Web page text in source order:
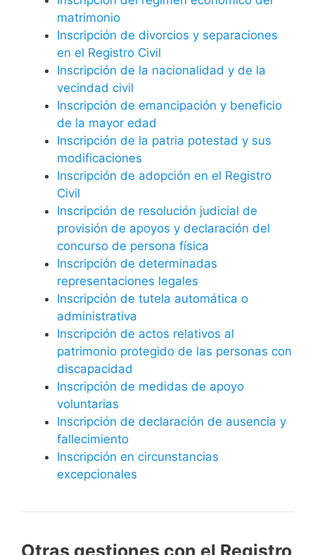
matrimonio
Inscripción de divorcios y separaciones
en el Registro Civil
Inscripción de la nacionalidad y de la
vecindad civil
Inscripción de emancipación y beneficio
de la mayor edad
Inscripción de la patria potestad y sus
modificaciones
Inscripción de adopción en el Registro
Civil
Inscripción de resolución judicial de
provisión de apoyos y declaración del
concurso de persona física
Inscripción de determinadas
representaciones legales
Inscripción de tutela automática o
administrativa
Inscripción de actos relativos al
patrimonio protegido de las personas con
discapacidad
Inscripción de medidas de apoyo
voluntarias
Inscripción de declaración de ausencia y
fallecimiento
Inscripción en circunstancias
excepcionales
Otras gestiones con el Registro